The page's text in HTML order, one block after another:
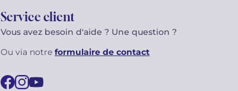
Service client
Vous avez besoin d'aide ? Une question ?
Ou via notre formulaire de contact